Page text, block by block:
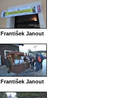
František Janout
František Janout